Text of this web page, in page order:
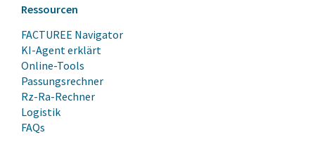
Ressourcen
FACTUREE Navigator
KI-Agent erklärt
Online-Tools
Passungsrechner
Rz-Ra-Rechner
Logistik
FAQs